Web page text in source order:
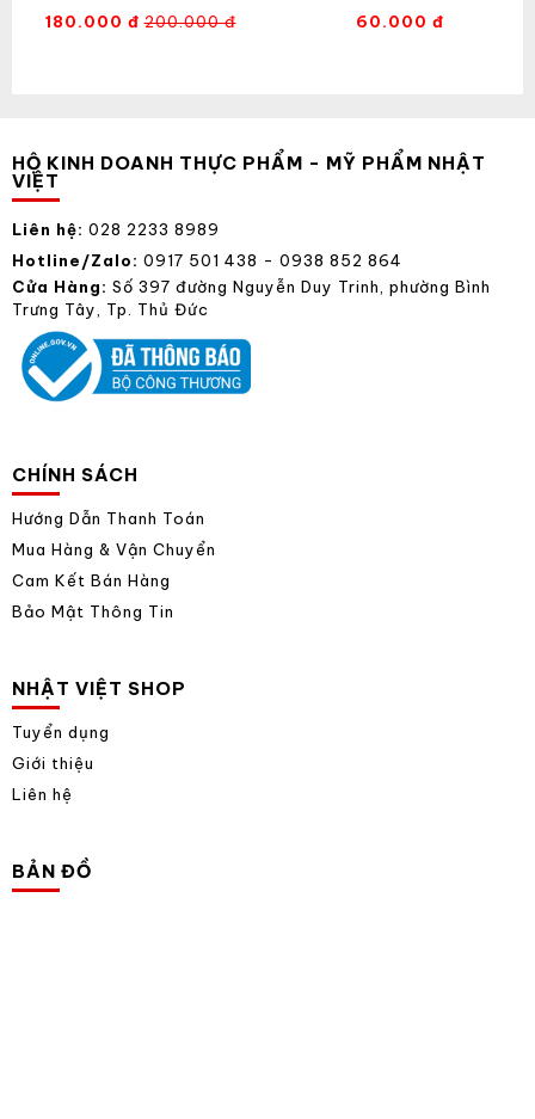
180.000 đ 200.000 đ 60.000 đ
HỘ KINH DOANH THỰC PHẨM - MỸ PHẨM NHẬT
VIỆT
Liên hệ: 028 2233 8989
Hotline/Zalo: 0917 501 438 - 0938 852 864
Cửa Hàng: Số 397 đường Nguyễn Duy Trinh, phường Bình
Trưng Tây, Tp. Thủ Đức
CHÍNH SÁCH
Hướng Dẫn Thanh Toán
Mua Hàng & Vận Chuyển
Cam Kết Bán Hàng
Bảo Mật Thông Tin
NHẬT VIỆT SHOP
Tuyển dụng
Giới thiệu
Liên hệ
BẢN ĐỒ